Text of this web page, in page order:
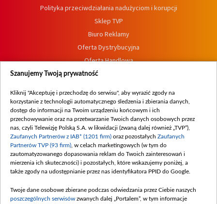
Polityka przeciwdziałania nadużyciom i korupcji
Sklep TVP
Biuro Reklamy
Oferta Dystrybucyjna
Oferta Handlowa
Dostępność
Procedura zgłoszeń wewnętrznych
Szanujemy Twoją prywatność
Kliknij "Akceptuję i przechodzę do serwisu", aby wyrazić zgody na
korzystanie z technologii automatycznego śledzenia i zbierania danych,
dostęp do informacji na Twoim urządzeniu końcowym i ich
przechowywanie oraz na przetwarzanie Twoich danych osobowych przez
nas, czyli Telewizję Polską S.A. w likwidacji (zwaną dalej również „TVP”),
Zaufanych Partnerów z IAB* (1201 firm) oraz pozostałych Zaufanych
Partnerów TVP (93 firm) , w celach marketingowych (w tym do
zautomatyzowanego dopasowania reklam do Twoich zainteresowań i
mierzenia ich skuteczności) i pozostałych, które wskazujemy poniżej, a
także zgody na udostępnianie przez nas identyfikatora PPID do Google.
Twoje dane osobowe zbierane podczas odwiedzania przez Ciebie naszych
poszczególnych serwisów zwanych dalej „Portalem”, w tym informacje